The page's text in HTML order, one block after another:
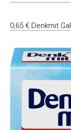
0,65 € Denkmit